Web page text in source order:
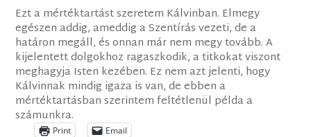
Ezt a mértéktartást szeretem Kálvinban. Elmegy
egészen addig, ameddig a Szentírás vezeti, de a
határon megáll, és onnan már nem megy tovább. A
kijelentett dolgokhoz ragaszkodik, a titkokat viszont
meghagyja Isten kezében. Ez nem azt jelenti, hogy
Kálvinnak mindig igaza is van, de ebben a
mértéktartásban szerintem feltétlenül példa a
számunkra.
Print Email